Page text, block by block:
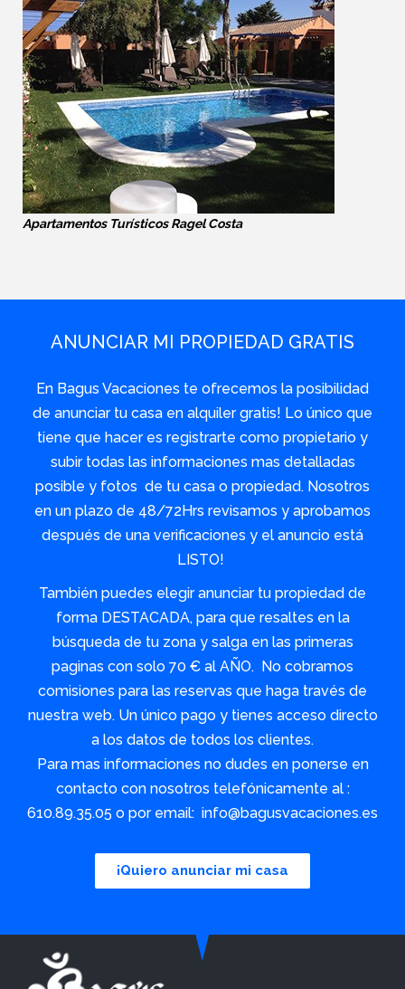
Apartamentos Turísticos Ragel Costa
ANUNCIAR MI PROPIEDAD GRATIS
En Bagus Vacaciones te ofrecemos la posibilidad
de anunciar tu casa en alquiler gratis! Lo único que
tiene que hacer es registrarte como propietario y
subir todas las informaciones mas detalladas
posible y fotos de tu casa o propiedad. Nosotros
en un plazo de 48/72Hrs revisamos y aprobamos
después de una verificaciones y el anuncio está
LISTO!
También puedes elegir anunciar tu propiedad de
forma DESTACADA, para que resaltes en la
búsqueda de tu zona y salga en las primeras
paginas con solo 70 € al AÑO. No cobramos
comisiones para las reservas que haga través de
nuestra web. Un único pago y tienes acceso directo
a los datos de todos los clientes.
Para mas informaciones no dudes en ponerse en
contacto con nosotros telefónicamente al :
610.89.35.05 o por email: info@bagusvacaciones.es
¡Quiero anunciar mi casa